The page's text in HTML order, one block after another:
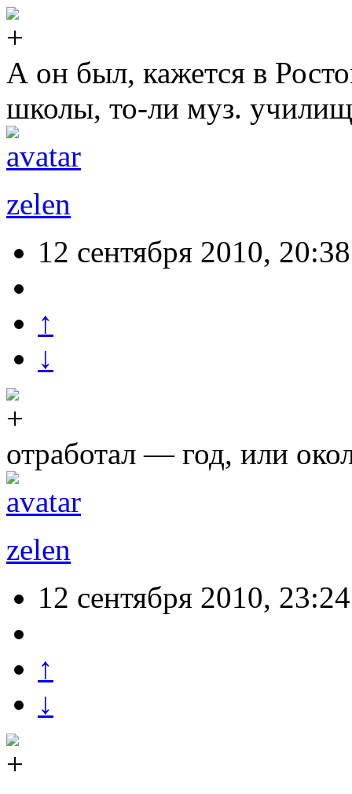
А он был, кажется в
школы, то-ли муз.
zelen
12 сентября 2010, 20:38
↑
↓
отработал — год, или
zelen
12 сентября 2010, 23:24
↑
↓